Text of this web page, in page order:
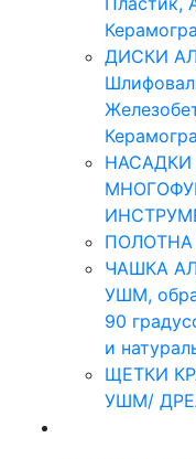
ДИСКИ
НАСАДКИ
ЧАШКА
УШМ,
90
и
ЩЕТКИ
УШМ/